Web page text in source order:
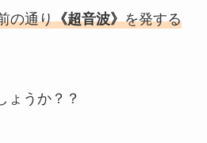
の通り《超音波》を発する
ょうか？？